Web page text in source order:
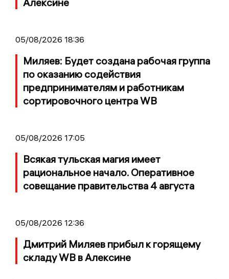
05/08/2026 18:36
Миляев: Будет создана рабочая группа
по оказанию содействия
предпринимателям и работникам
сортировочного центра WB
05/08/2026 17:05
Всякая тульская магия имеет
рациональное начало. Оперативное
совещание правительства 4 августа
05/08/2026 12:36
Дмитрий Миляев прибыл к горящему
складу WB в Алексине